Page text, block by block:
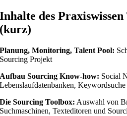
Inhalte des
(kurz)
Planung, Monitoring, Talent Pool:
Sourcing Projekt
Aufbau Sourcing Know-how: Social
Lebenslaufdatenbanken, Keywordsuche
Die Sourcing Toolbox: Auswahl von
Suchmaschinen, Texteditoren und